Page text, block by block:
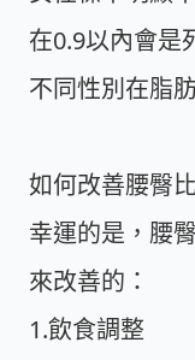
在0.9以內會是
不同性別在脂
如何改善腰臀
幸運的是，腰
來改善的：
1.飲食調整